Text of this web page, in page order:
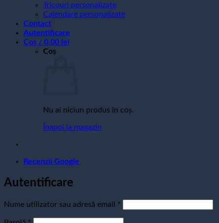
Tricouri personalizate
Calendare personalizate
Contact
Autentificare
Coș / 0,00 lei
Coș
Nu ai niciun produs în coș.
Înapoi la magazin
Recenzii Google
Autentificare
Nume utilizator sau adresă email *